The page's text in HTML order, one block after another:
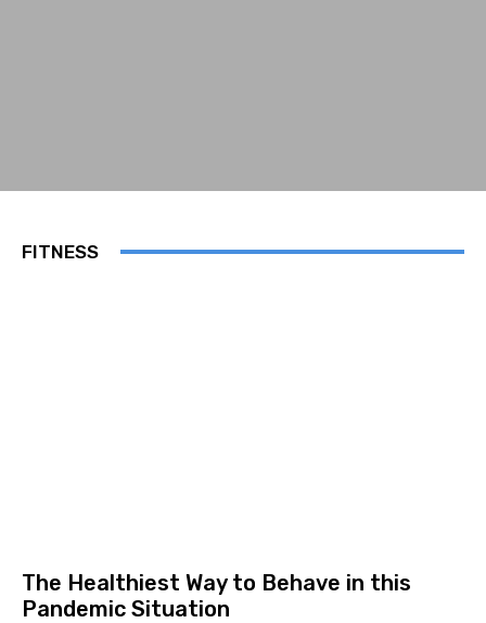
FITNESS
The Healthiest Way to Behave in this
Pandemic Situation